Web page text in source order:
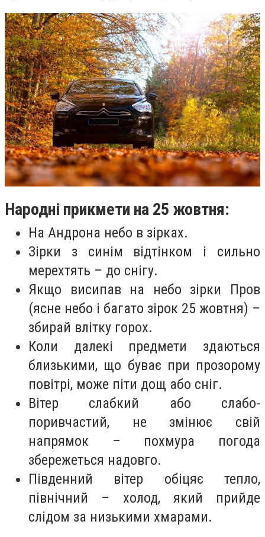
Народні прикмети на 25 жовтня:
На Андрона небо в зірках.
Зірки з синім відтінком і сильно
мерехтять – до снігу.
Якщо висипав на небо зірки Пров
(ясне небо і багато зірок 25 жовтня) –
збирай влітку горох.
Коли далекі предмети здаються
близькими, що буває при прозорому
повітрі, може піти дощ або сніг.
Вітер слабкий або слабо-
поривчастий, не змінює свій
напрямок – похмура погода
збережеться надовго.
Південний вітер обіцяє тепло,
північний – холод, який прийде
слідом за низькими хмарами.